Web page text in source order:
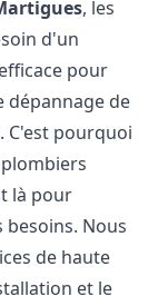
, les
d'un
pour
dépannage de
C'est pourquoi
là pour
Nous
de haute
et le